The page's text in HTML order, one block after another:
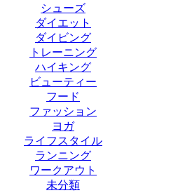
シューズ
ダイエット
ダイビング
トレーニング
ハイキング
ビューティー
フード
ファッション
ヨガ
ライフスタイル
ランニング
ワークアウト
未分類